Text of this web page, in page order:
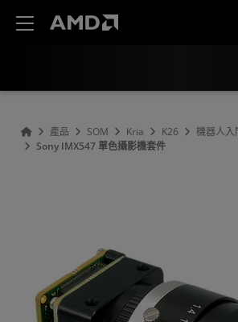
產品 SOM Kria K26
機器人入
Sony IMX547 單色攝影機套件